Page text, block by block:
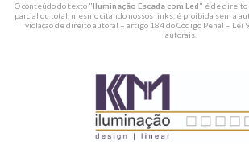
O conteúdo do texto "Iluminação Escada com Led" é de direito
parcial ou total, mesmo citando nossos links, é proibida sem a
violação de direito autoral – artigo 184 do Código Penal – Lei
autorais.